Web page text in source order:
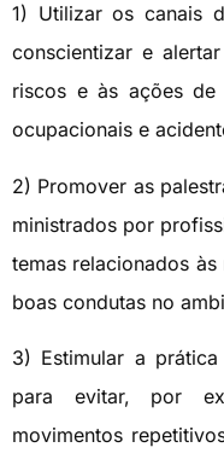
1) Utilizar os canais
conscientizar e
riscos e às ações de
ocupacionais e
2) Promover as
ministrados por
temas relacionados
boas condutas no
3) Estimular a
para evitar, por
movimentos